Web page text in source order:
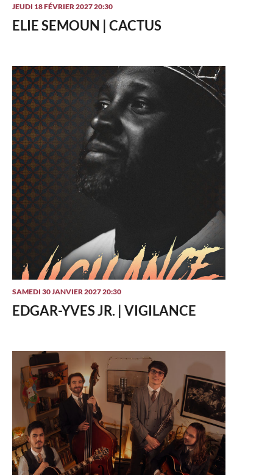
JEUDI 18 FÉVRIER 2027 20:30
ELIE SEMOUN | CACTUS
SAMEDI 30 JANVIER 2027 20:30
EDGAR-YVES JR. | VIGILANCE